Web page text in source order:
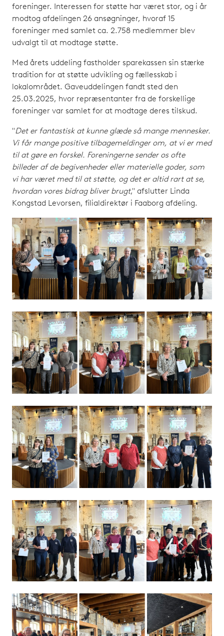
foreninger. Interessen for støtte har været stor, og i år
modtog afdelingen 26 ansøgninger, hvoraf 15
foreninger med samlet ca. 2.758 medlemmer blev
udvalgt til at modtage støtte.
Med årets uddeling fastholder sparekassen sin stærke
tradition for at støtte udvikling og fællesskab i
lokalområdet. Gaveuddelingen fandt sted den
25.03.2025, hvor repræsentanter fra de forskellige
foreninger var samlet for at modtage deres tilskud.
"Det er fantastisk at kunne glæde så mange mennesker.
Vi får mange positive tilbagemeldinger om, at vi er med
til at gøre en forskel. Foreningerne sender os ofte
billeder af de begivenheder eller materielle goder, som
vi har været med til at støtte, og det er altid rart at se,
hvordan vores bidrag bliver brugt," afslutter Linda
Kongstad Levorsen, filialdirektør i Faaborg afdeling.